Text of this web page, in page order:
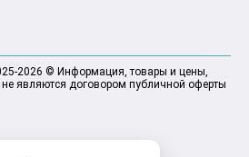
2026 © Информация, товары и цены,
не являются договором публичной оферты